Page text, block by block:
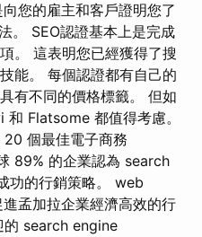
您的雇主和客戶證明您了
SEO認證基本上是完成
。 這表明您已經獲得了搜
能。 每個認證都有自己的
有不同的價格標籤。 但如
Flatsome 都值得考慮。
個最佳電子商務
89% 的企業認為 search
功的行銷策略。 web
孟加拉企業經濟高效的行
的 search engine